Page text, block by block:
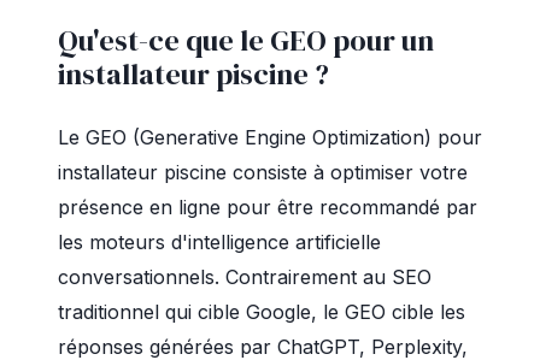
Qu'est-ce que le GEO pour un
installateur piscine ?
Le GEO (Generative Engine Optimization) pour
installateur piscine consiste à optimiser votre
présence en ligne pour être recommandé par
les moteurs d'intelligence artificielle
conversationnels. Contrairement au SEO
traditionnel qui cible Google, le GEO cible les
réponses générées par ChatGPT, Perplexity,